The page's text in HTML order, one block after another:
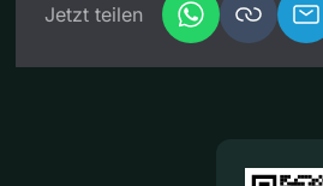
Jetzt teilen